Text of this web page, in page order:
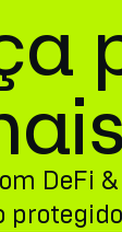
DeFi &